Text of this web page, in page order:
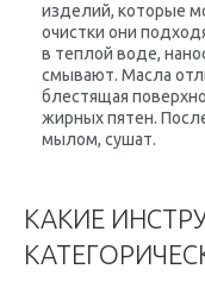
изделий, которые
очистки они
в теплой воде,
смывают. Масла
блестящая
жирных пятен.
мылом, сушат.
КАКИЕ